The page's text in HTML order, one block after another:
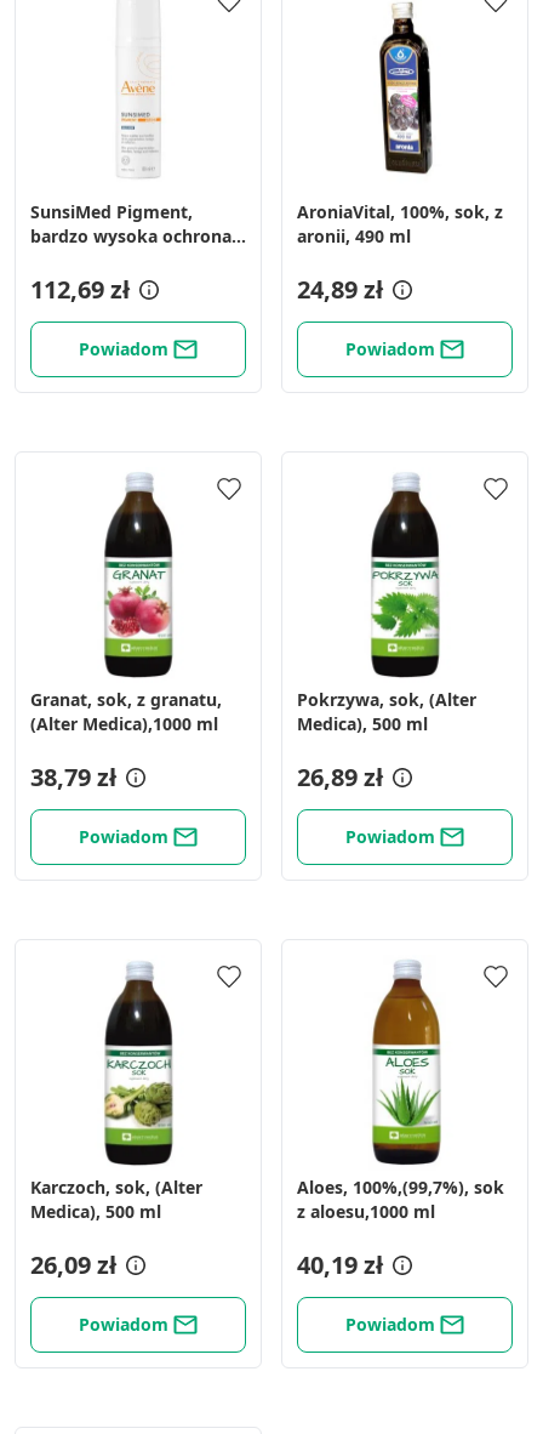
SunsiMed Pigment,
bardzo wysoka ochrona
112,69 zł
Powiadom
AroniaVital, 100%, sok, z
aronii, 490 ml
24,89 zł
Powiadom
Granat, sok, z granatu,
(Alter Medica),1000 ml
38,79 zł
Powiadom
Pokrzywa, sok, (Alter
Medica), 500 ml
26,89 zł
Powiadom
Karczoch, sok, (Alter
Medica), 500 ml
26,09 zł
Powiadom
Aloes, 100%,(99,7%), sok
z aloesu,1000 ml
40,19 zł
Powiadom